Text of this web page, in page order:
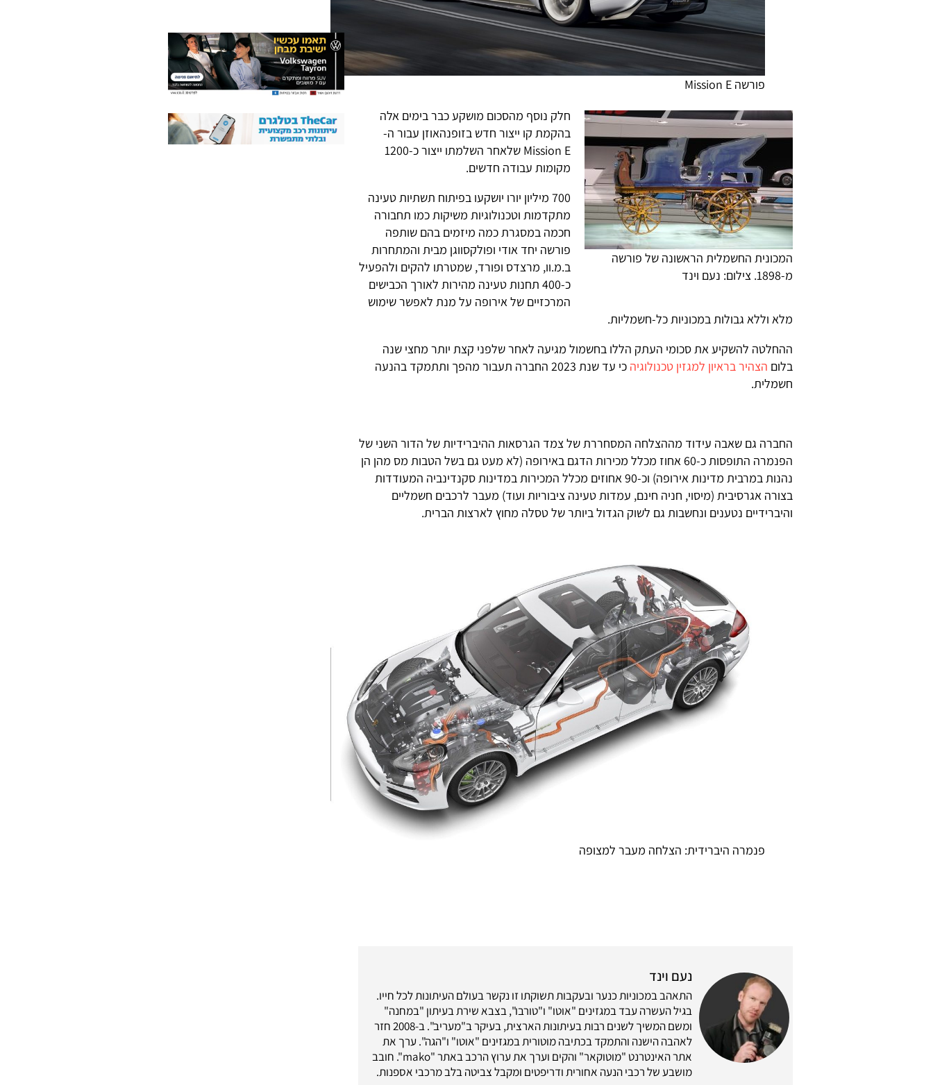
פורשה Mission E
המכונית החשמלית הראשונה של פורשה
מ-1898. צילום: נעם וינד
חלק נוסף מהסכום מושקע כבר בימים אלה
בהקמת קו ייצור חדש בזופנהאוזן עבור ה-
Mission E שלאחר השלמתו ייצור כ-1200
מקומות עבודה חדשים.
700 מיליון יורו יושקעו בפיתוח תשתיות טעינה
מתקדמות וטכנולוגיות משיקות כמו תחבורה
חכמה במסגרת כמה מיזמים בהם שותפה
פורשה יחד אודי ופולקסווגן מבית והמתחרות
ב.מ.וו, מרצדס ופורד, שמטרתו להקים ולהפעיל
כ-400 תחנות טעינה מהירות לאורך הכבישים
המרכזיים של אירופה על מנת לאפשר שימוש
מלא וללא גבולות במכוניות כל-חשמליות.
ההחלטה להשקיע את סכומי העתק הללו בחשמול מגיעה לאחר שלפני קצת יותר מחצי שנה
בלום הצהיר בראיון למגזין טכנולוגיה
כי עד שנת 2023 החברה תעבור מהפך ותתמקד בהנעה
חשמלית.
החברה גם שאבה עידוד מההצלחה המסחררת של צמד הגרסאות ההיברידיות של הדור השני של
הפנמרה התופסות כ-60 אחוז מכלל מכירות הדגם באירופה (לא מעט גם בשל הטבות מס מהן הן
נהנות במרבית מדינות אירופה) וכ-90 אחוזים מכלל המכירות במדינות סקנדינביה המעודדות
בצורה אגרסיבית (מיסוי, חניה חינם, עמדות טעינה ציבוריות ועוד) מעבר לרכבים חשמליים
והיברידיים נטענים ונחשבות גם לשוק הגדול ביותר של טסלה מחוץ לארצות הברית.
פנמרה היברידית: הצלחה מעבר למצופה
נעם וינד
התאהב במכוניות כנער ובעקבות תשוקתו זו נקשר בעולם העיתונות לכל חייו.
בגיל העשרה עבד במגזינים "אוטו" ו"טורבו", בצבא שירת בעיתון "במחנה"
ומשם המשיך לשנים רבות בעיתונות הארצית, בעיקר ב"מעריב". ב-2008 חזר
לאהבה הישנה והתמקד בכתיבה מוטורית במגזינים "אוטו" ו"הגה". ערך את
אתר האינטרנט "מוטוקאר" והקים וערך את ערוץ הרכב באתר "mako". חובב
מושבע של רכבי הנעה אחורית ודריפטים ומקבל צביטה בלב מרכבי אספנות.